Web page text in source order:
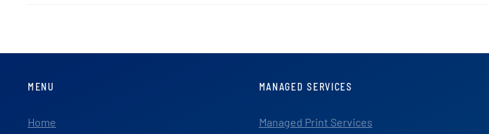
MENU
Home
MANAGED SERVICES
Managed Print Services